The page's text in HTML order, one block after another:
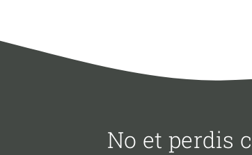
No et perdis